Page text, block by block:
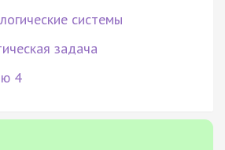
системы
задача
4